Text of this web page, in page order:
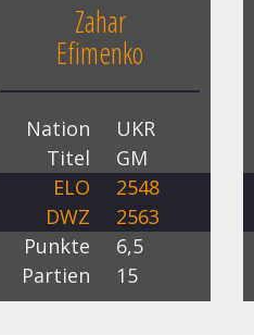
Zahar
Efimenko
Nation
UKR
Titel
GM
ELO
2548
DWZ
2563
Punkte
6,5
Partien
15